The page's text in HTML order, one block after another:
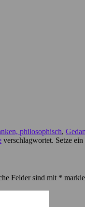
philosophisch,
verschlagwortet. Setze
Felder sind mit *